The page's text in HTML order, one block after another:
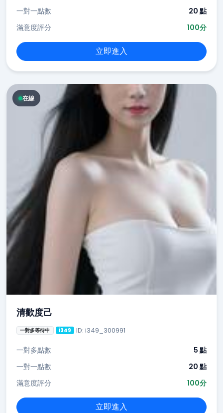
一對一點數
20 點
滿意度評分
100分
立即進入
在線
清歡度己
一對多等待中 i349 ID: i349_300991
一對多點數
5 點
一對一點數
20 點
滿意度評分
100分
立即進入